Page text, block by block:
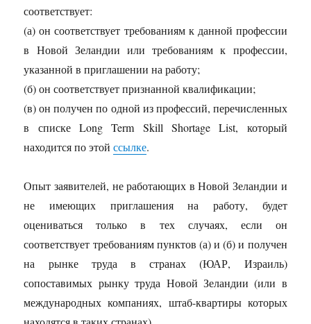
соответствует:
(а) он соответствует требованиям к данной профессии
в Новой Зеландии или требованиям к профессии,
указанной в приглашении на работу;
(б) он соответствует признанной квалификации;
(в) он получен по одной из профессий, перечисленных
в списке Long Term Skill Shortage List, который
находится по этойссылке.
Опыт заявителей, не работающих в Новой Зеландии и
не имеющих приглашения на работу, будет
оцениваться только в тех случаях, если он
соответствует требованиям пунктов (а) и (б) и получен
на рынке труда в странах (ЮАР, Израиль)
сопоставимых рынку труда Новой Зеландии (или в
международных компаниях, штаб-квартиры которых